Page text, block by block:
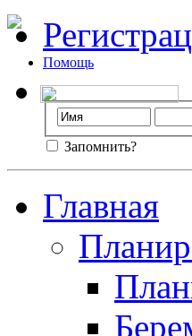
Помощь
Запомнить?
Главная